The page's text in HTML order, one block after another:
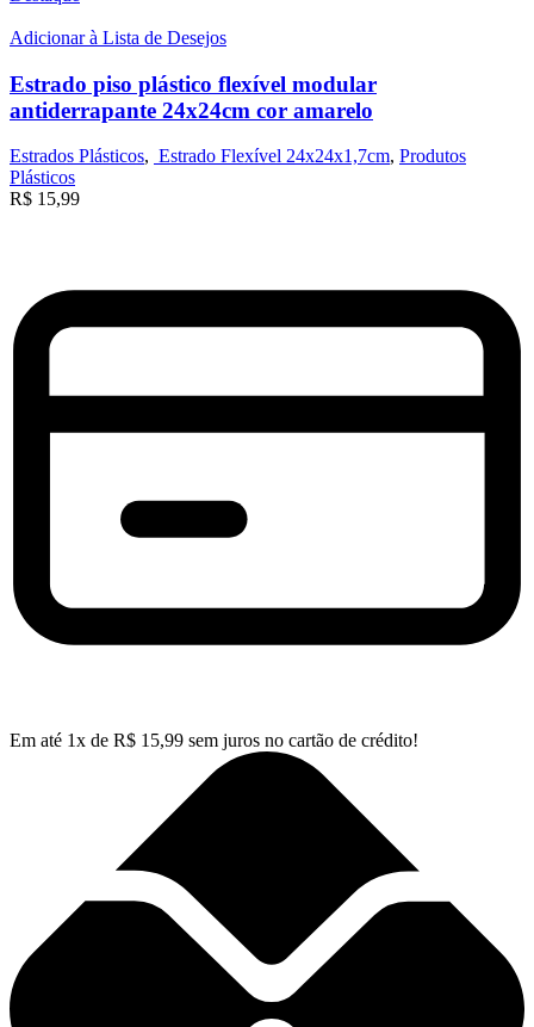
Adicionar à Lista de Desejos
Estrado piso plástico flexível modular
antiderrapante 24x24cm cor amarelo
Estrados Plásticos, Estrado Flexível 24x24x1,7cm, Produtos
Plásticos
R$ 15,99
Em até 1x de R$ 15,99 sem juros no cartão de crédito!